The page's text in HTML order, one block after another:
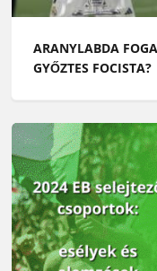
ARANYLABDA
GYŐZTES FOCISTA?